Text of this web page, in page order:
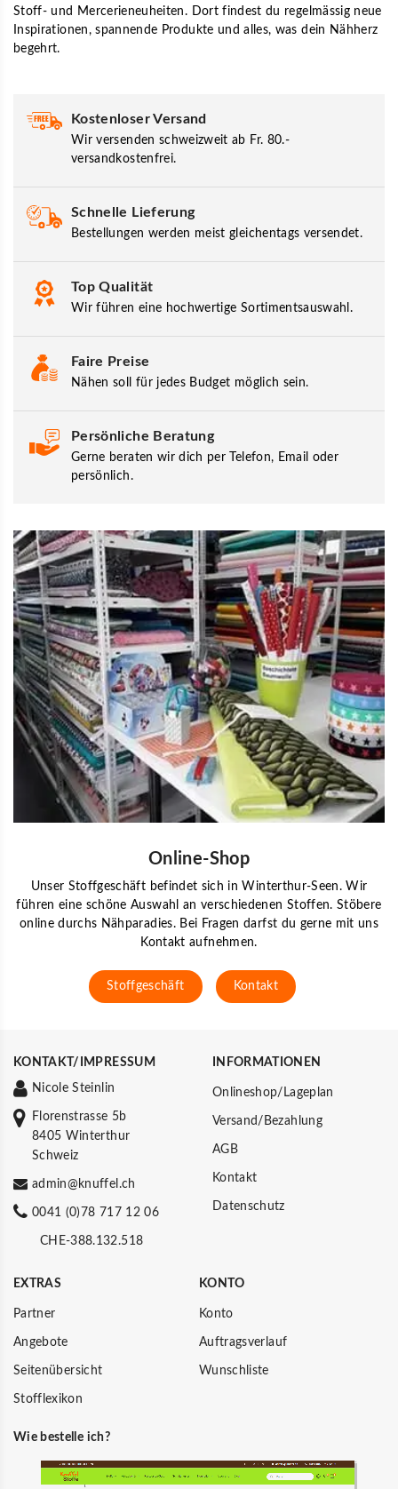
Stoff- und Mercerieneuheiten. Dort findest du regelmässig neue
Inspirationen, spannende Produkte und alles, was dein Nähherz
begehrt.
Kostenloser Versand
Wir versenden schweizweit ab Fr. 80.-
versandkostenfrei.
Schnelle Lieferung
Bestellungen werden meist gleichentags versendet.
Top Qualität
Wir führen eine hochwertige Sortimentsauswahl.
Faire Preise
Nähen soll für jedes Budget möglich sein.
Persönliche Beratung
Gerne beraten wir dich per Telefon, Email oder
persönlich.
Online-Shop
Unser Stoffgeschäft befindet sich in Winterthur-Seen. Wir
führen eine schöne Auswahl an verschiedenen Stoffen. Stöbere
online durchs Nähparadies. Bei Fragen darfst du gerne mit uns
Kontakt aufnehmen.
Stoffgeschäft Kontakt
KONTAKT/IMPRESSUM
Nicole Steinlin
Florenstrasse 5b
8405 Winterthur
Schweiz
admin@knuffel.ch
0041 (0)78 717 12 06
CHE-388.132.518
INFORMATIONEN
Onlineshop/Lageplan
Versand/Bezahlung
AGB
Kontakt
Datenschutz
EXTRAS
Partner
Angebote
Seitenübersicht
Stofflexikon
KONTO
Konto
Auftragsverlauf
Wunschliste
Wie bestelle ich?